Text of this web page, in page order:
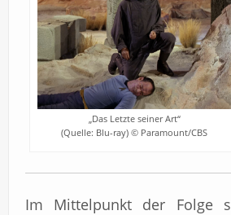
„Das Letzte seiner Art“
(Quelle: Blu-ray) © Paramount/CBS
Im Mittelpunkt der Folge